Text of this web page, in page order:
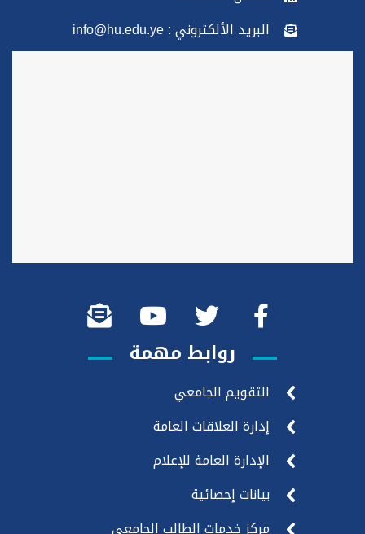
البريد الألكتروني : info@hu.edu.ye
روابط مهمة
التقويم الجامعي
إدارة العلاقات العامة
الإدارة العامة للإعلام
بيانات إحصائية
مركز خدمات الطالب الجامعي